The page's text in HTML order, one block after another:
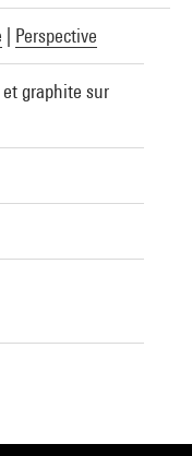
Perspective
graphite sur